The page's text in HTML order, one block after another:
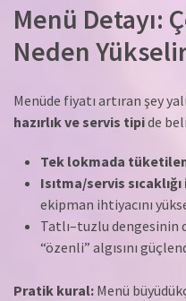
Menü Detayı:
Neden
Menüde fiyatı artıran şey
hazırlık ve servis tipide
Tek lokmada
Isıtma/servis
ekipman ihtiyacını
Tatlı–tuzlu dengesinin
“özenli” algısını
Pratik kural: Menü